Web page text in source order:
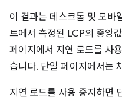
이 결과는 데스크톱 및 모바
트에서 측정된 LCP의 중앙
페이지에서 지연 로드를 사
습니다. 단일 페이지에서는
지연 로드를 사용 중지하면